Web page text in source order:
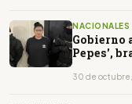
NACIONALES
Gobierno
Pepes',
30 de